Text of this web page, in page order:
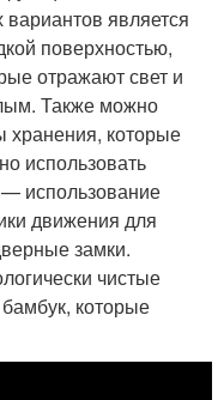
является
поверхностью,
отражают свет и
Также можно
хранения, которые
использовать
использование
движения для
замки.
чистые
которые